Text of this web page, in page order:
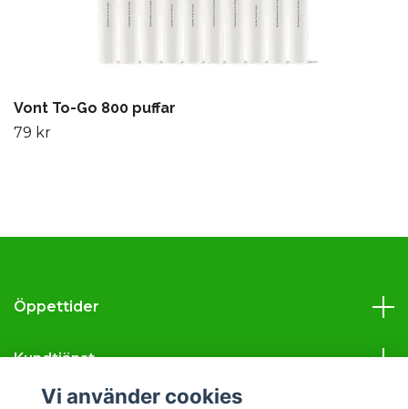
Vont To-Go 800 puffar
79 kr
Öppettider
Kundtjänst
Vi använder cookies